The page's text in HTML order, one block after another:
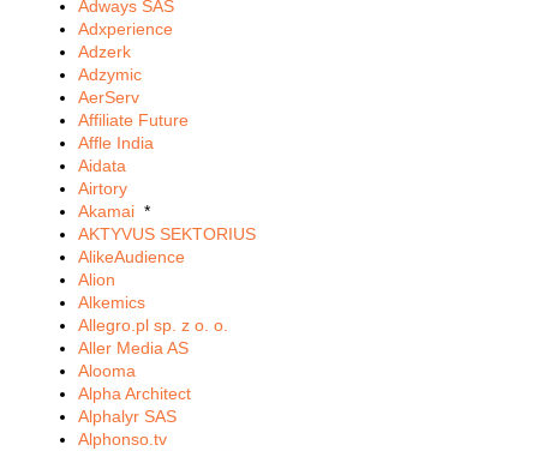
Adways SAS
Adxperience
Adzerk
Adzymic
AerServ
Affiliate Future
Affle India
Aidata
Airtory
Akamai *
AKTYVUS SEKTORIUS
AlikeAudience
Alion
Alkemics
Allegro.pl sp. z o. o.
Aller Media AS
Alooma
Alpha Architect
Alphalyr SAS
Alphonso.tv